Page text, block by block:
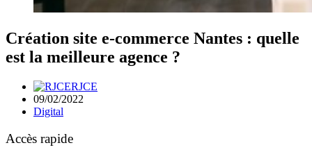
Création site e-commerce Nantes : quelle
est la meilleure agence ?
RJCE
09/02/2022
Digital
Accès rapide